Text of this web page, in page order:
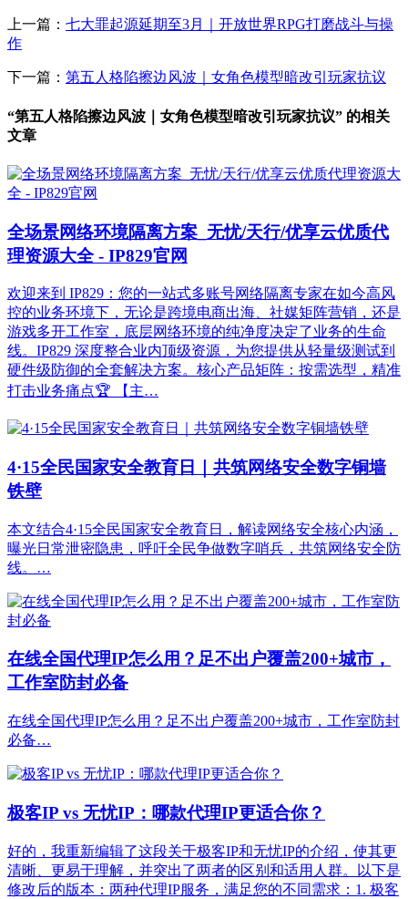
上一篇： 七大罪起源延期至3月｜开放世界RPG打磨战斗与操
作
下一篇： 第五人格陷擦边风波｜女角色模型暗改引玩家抗议
“第五人格陷擦边风波｜女角色模型暗改引玩家抗议” 的相关
文章
全场景网络环境隔离方案_无忧/天行/优享云优质代
理资源大全 - IP829官网
欢迎来到 IP829：您的一站式多账号网络隔离专家在如今高风
控的业务环境下，无论是跨境电商出海、社媒矩阵营销，还是
游戏多开工作室，底层网络环境的纯净度决定了业务的生命
线。IP829 深度整合业内顶级资源，为您提供从轻量级测试到
硬件级防御的全套解决方案。核心产品矩阵：按需选型，精准
打击业务痛点🏆 【主…
4·15全民国家安全教育日｜共筑网络安全数字铜墙
铁壁
本文结合4·15全民国家安全教育日，解读网络安全核心内涵，
曝光日常泄密隐患，呼吁全民争做数字哨兵，共筑网络安全防
线。…
在线全国代理IP怎么用？足不出户覆盖200+城市，
工作室防封必备
在线全国代理IP怎么用？足不出户覆盖200+城市，工作室防封
必备…
极客IP vs 无忧IP：哪款代理IP更适合你？
好的，我重新编辑了这段关于极客IP和无忧IP的介绍，使其更
清晰、更易于理解，并突出了两者的区别和适用人群。以下是
修改后的版本：两种代理IP服务，满足您的不同需求：1. 极客